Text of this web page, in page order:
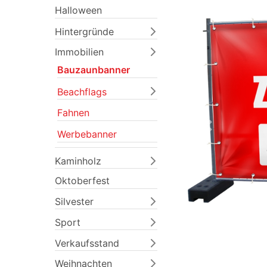
Halloween
Hintergründe
Immobilien
Bauzaunbanner
Beachflags
Fahnen
Werbebanner
Kaminholz
Oktoberfest
Silvester
Sport
Verkaufsstand
Weihnachten
Previous